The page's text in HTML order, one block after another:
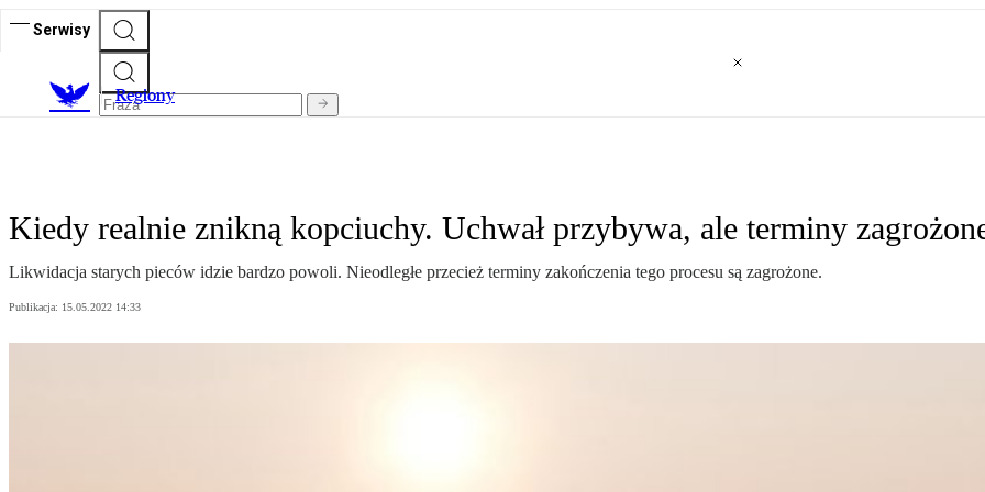
Serwisy
Regiony
Kiedy realnie znikną kopciuchy. Uchwał przybywa, ale terminy
Likwidacja starych pieców idzie bardzo powoli. Nieodległe przecież terminy zakończenia tego procesu są zagrożone.
Publikacja: 15.05.2022 14:33